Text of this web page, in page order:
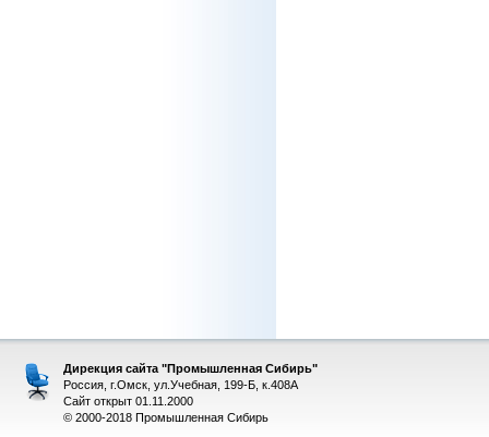
Дирекция сайта "Промышленная Сибирь"
Россия, г.Омск, ул.Учебная, 199-Б, к.408А
Сайт открыт 01.11.2000
© 2000-2018 Промышленная Сибирь